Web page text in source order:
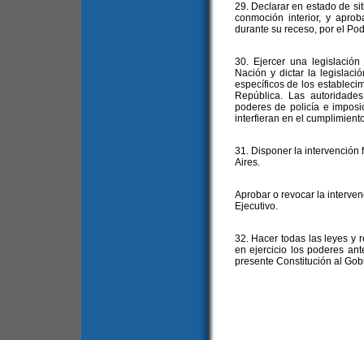
29. Declarar en estado de
conmoción interior, y
durante su receso, por el
30. Ejercer una
Nación y dictar la
específicos de los
República. Las
poderes de policía e
interfieran en el
31. Disponer la intervención
Aires.
Aprobar o revocar la
Ejecutivo.
32. Hacer todas las leyes y
en ejercicio los poderes
presente Constitución al